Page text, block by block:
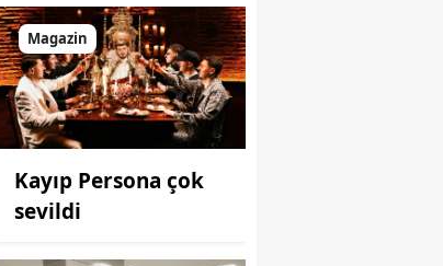
Magazin
Kayıp Persona çok
sevildi